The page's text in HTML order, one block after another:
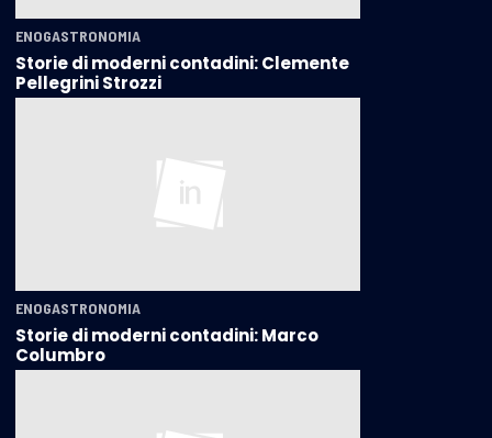
ENOGASTRONOMIA
Storie di moderni contadini: Clemente
Pellegrini Strozzi
ENOGASTRONOMIA
Storie di moderni contadini: Marco
Columbro